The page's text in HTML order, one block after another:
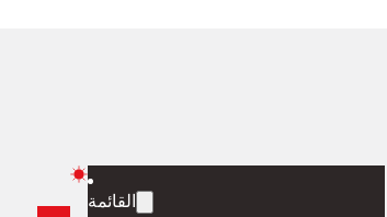
القائمة